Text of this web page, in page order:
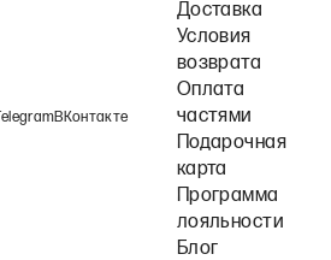
TelegramВКонтакте
Доставка
Условия
возврата
Оплата
частями
Подарочная
карта
Программа
лояльности
Блог